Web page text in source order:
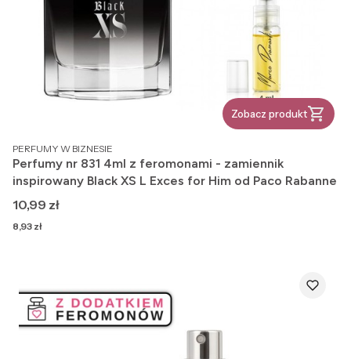
Zobacz produkt
PRODUCENT
PERFUMY W BIZNESIE
Perfumy nr 831 4ml z feromonami - zamiennik
inspirowany Black XS L Exces for Him od Paco Rabanne
Cena
10,99 zł
Cena
8,93 zł